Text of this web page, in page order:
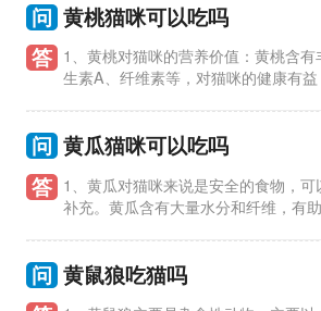
问 黄桃猫咪可以吃吗
答 1、黄桃对猫咪的营养价值：黄桃含
生素A、纤维素等，对猫咪的健康有
问 黄瓜猫咪可以吃吗
答 1、黄瓜对猫咪来说是安全的食物，
补充。黄瓜含有大量水分和纤维，有
问 黄鼠狼吃猫吗